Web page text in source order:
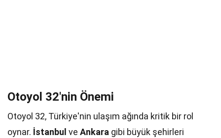
Otoyol 32'nin Önemi
Otoyol 32, Türkiye'nin ulaşım ağında kritik bir rol
oynar. İstanbul ve Ankara gibi büyük şehirleri